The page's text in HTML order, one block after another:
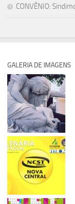
CONVÊNIO:
GALERIA DE IMAGENS